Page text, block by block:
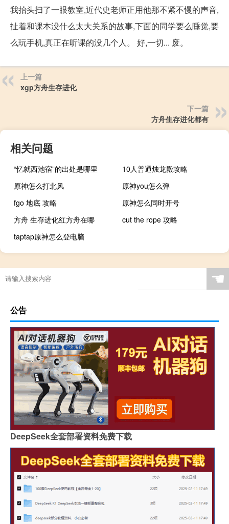
我抬头扫了一眼教室,近代史老师正用他那不紧不慢的声音,
扯着和课本没什么太大关系的故事,下面的同学要么睡觉,要
么玩手机,真正在听课的没几个人。 好,一切... 废。
上一篇
xgp方舟生存进化
下一篇
方舟生存进化都有
相关问题
“忆就西池宿”的出处是哪里
10人普通烛龙殿攻略
原神怎么打北风
原神you怎么弹
fgo 地底 攻略
原神怎么同时开号
方舟 生存进化红方舟在哪
cut the rope 攻略
taptap原神怎么登电脑
☚
公告
DeepSeek全套部署资料免费下载